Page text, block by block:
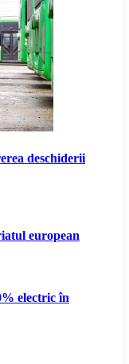
deschiderii
european
electric în